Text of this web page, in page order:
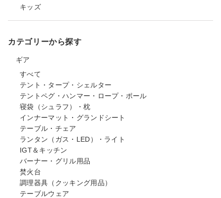
キッズ
カテゴリーから探す
ギア
すべて
テント・タープ・シェルター
テントペグ・ハンマー・ロープ・ポール
寝袋（シュラフ）・枕
インナーマット・グランドシート
テーブル・チェア
ランタン（ガス・LED）・ライト
IGT＆キッチン
バーナー・グリル用品
焚火台
調理器具（クッキング用品）
テーブルウェア